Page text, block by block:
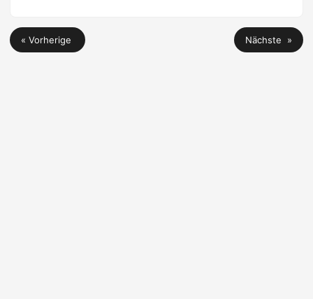
« Vorherige Nächste »